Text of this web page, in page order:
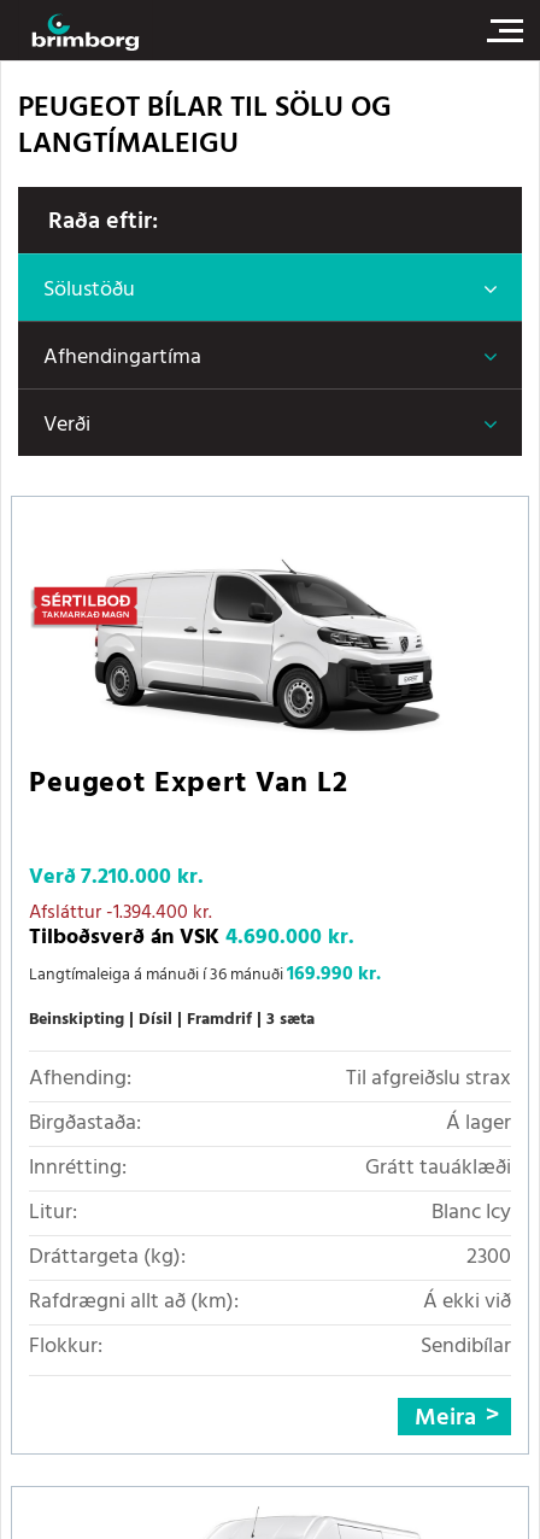
PEUGEOT BÍLAR TIL SÖLU OG
LANGTÍMALEIGU
Raða eftir:
Sölustöðu
Afhendingartíma
Verði
Peugeot Expert Van L2
Verð7.210.000 kr.
Afsláttur-1.394.400 kr.
Tilboðsverð án VSK4.690.000 kr.
Langtímaleiga á mánuði í 36 mánuði169.990 kr.
Beinskipting Dísil Framdrif 3 sæta
Afhending:
Til afgreiðslu strax
Birgðastaða:
Á lager
Innrétting:
Grátt tauáklæði
Litur:
Blanc Icy
Dráttargeta (kg):
2300
Rafdrægni allt að (km):
Á ekki við
Flokkur:
Sendibílar
Meira